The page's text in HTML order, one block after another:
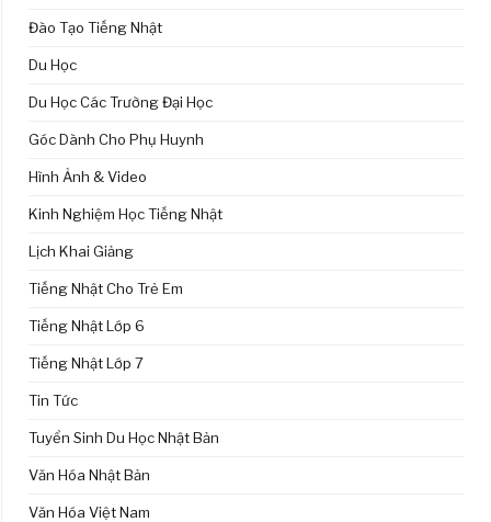
Đào Tạo Tiếng Nhật
Du Học
Du Học Các Trường Đại Học
Góc Dành Cho Phụ Huynh
Hình Ảnh & Video
Kinh Nghiệm Học Tiếng Nhật
Lịch Khai Giảng
Tiếng Nhật Cho Trẻ Em
Tiếng Nhật Lớp 6
Tiếng Nhật Lớp 7
Tin Tức
Tuyển Sinh Du Học Nhật Bản
Văn Hóa Nhật Bản
Văn Hóa Việt Nam